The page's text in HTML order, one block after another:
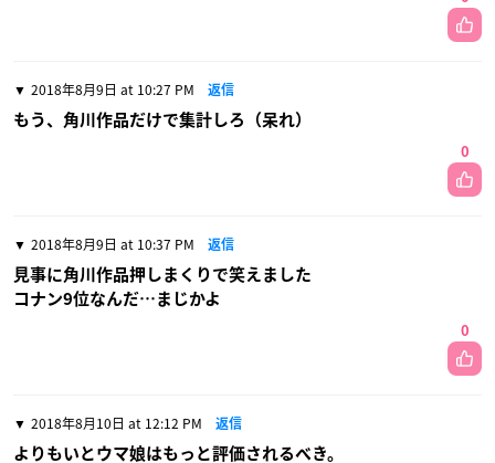
2018年8月9日 at 10:27 PM 返信
もう、角川作品だけで集計しろ（呆れ）
0
2018年8月9日 at 10:37 PM 返信
見事に角川作品押しまくりで笑えました
コナン9位なんだ…まじかよ
0
2018年8月10日 at 12:12 PM 返信
よりもいとウマ娘はもっと評価されるべき。